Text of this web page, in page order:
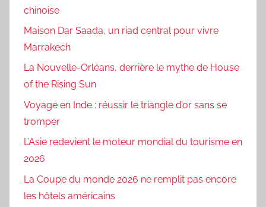
chinoise
Maison Dar Saada, un riad central pour vivre
Marrakech
La Nouvelle-Orléans, derrière le mythe de House
of the Rising Sun
Voyage en Inde : réussir le triangle d’or sans se
tromper
L’Asie redevient le moteur mondial du tourisme en
2026
La Coupe du monde 2026 ne remplit pas encore
les hôtels américains